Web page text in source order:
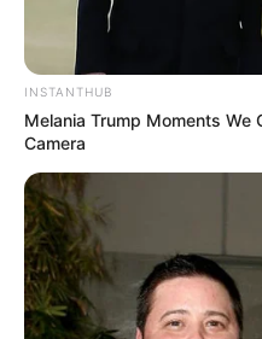
(foto:
2. Teta awet muda di usia
INSTANTHUB
Melania Trump Moments We
Camera